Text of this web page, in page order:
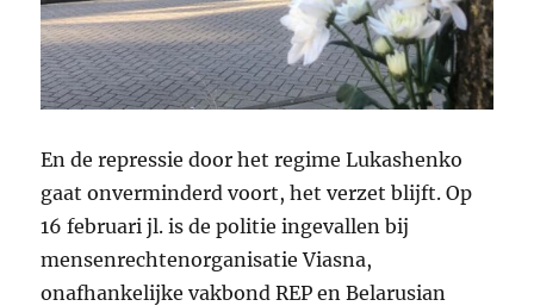
En de repressie door het regime Lukashenko
gaat onverminderd voort, het verzet blijft. Op
16 februari jl. is de politie ingevallen bij
mensenrechtenorganisatie Viasna,
onafhankelijke vakbond REP en Belarusian